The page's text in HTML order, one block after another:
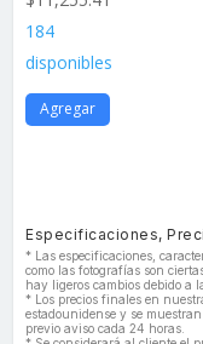
184
disponibles
Agregar
Especificaciones,
* Las especificaciones,
como las fotografías son
hay ligeros cambios debido a
* Los precios finales en
estadounidense y se
previo aviso cada 24 horas.